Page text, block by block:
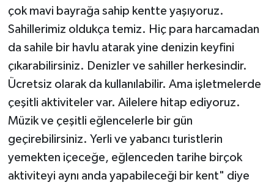
çok mavi bayrağa sahip kentte yaşıyoruz.
Sahillerimiz oldukça temiz. Hiç para harcamadan
da sahile bir havlu atarak yine denizin keyfini
çıkarabilirsiniz. Denizler ve sahiller herkesindir.
Ücretsiz olarak da kullanılabilir. Ama işletmelerde
çeşitli aktiviteler var. Ailelere hitap ediyoruz.
Müzik ve çeşitli eğlencelerle bir gün
geçirebilirsiniz. Yerli ve yabancı turistlerin
yemekten içeceğe, eğlenceden tarihe birçok
aktiviteyi aynı anda yapabileceği bir kent" diye